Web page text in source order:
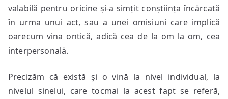
valabilă pentru oricine și-a simțit conștiința încărcată
în urma unui act, sau a unei omisiuni care implică
oarecum vina ontică, adică cea de la om la om, cea
interpersonală.
Precizăm că există și o vină la nivel individual, la
nivelul sinelui, care tocmai la acest fapt se referă,